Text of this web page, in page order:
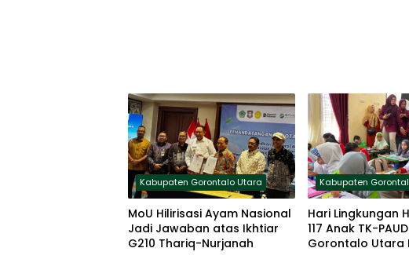
Kabupaten Gorontalo Utara
MoU Hilirisasi Ayam Nasional
Jadi Jawaban atas Ikhtiar
G210 Thariq-Nurjanah
Kabupaten
Hari Lingkungan
117 Anak TK-
Gorontalo Utara